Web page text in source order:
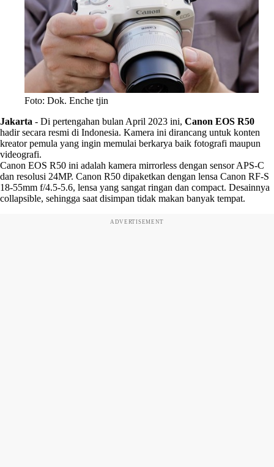
Foto: Dok. Enche tjin
Jakarta - Di pertengahan bulan April 2023 ini, Canon EOS R50
hadir secara resmi di Indonesia. Kamera ini dirancang untuk konten
kreator pemula yang ingin memulai berkarya baik fotografi maupun
videografi.
Canon EOS R50 ini adalah kamera mirrorless dengan sensor APS-C
dan resolusi 24MP. Canon R50 dipaketkan dengan lensa Canon RF-S
18-55mm f/4.5-5.6, lensa yang sangat ringan dan compact. Desainnya
collapsible, sehingga saat disimpan tidak makan banyak tempat.
ADVERTISEMENT